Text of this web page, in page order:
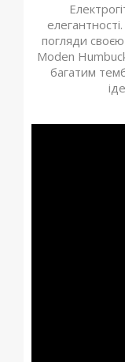
погляди
Moden
багатим